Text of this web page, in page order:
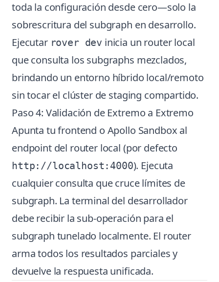
toda la configuración desde cero—solo la
sobrescritura del subgraph en desarrollo.
Ejecutar rover dev inicia un router local
que consulta los subgraphs mezclados,
brindando un entorno híbrido local/remoto
sin tocar el clúster de staging compartido.
Paso 4: Validación de Extremo a Extremo
Apunta tu frontend o Apollo Sandbox al
endpoint del router local (por defecto
http://localhost:4000). Ejecuta
cualquier consulta que cruce límites de
subgraph. La terminal del desarrollador
debe recibir la sub-operación para el
subgraph tunelado localmente. El router
arma todos los resultados parciales y
devuelve la respuesta unificada.